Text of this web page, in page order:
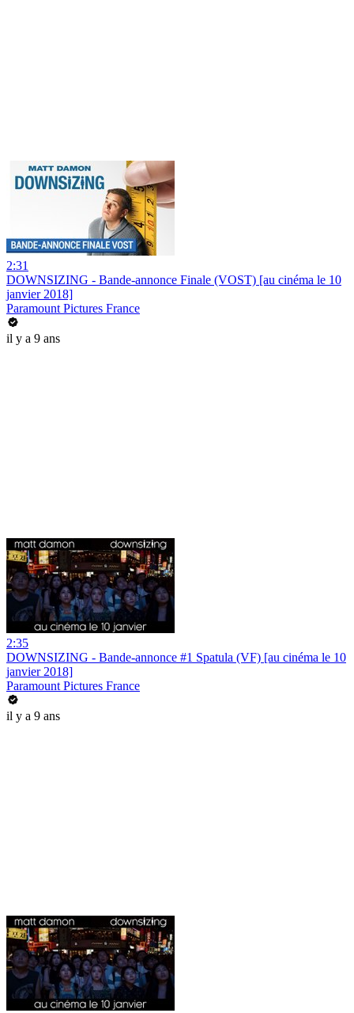
2:31
DOWNSIZING - Bande-annonce Finale (VOST) [au cinéma le 10
janvier 2018]
Paramount Pictures France
il y a 9 ans
2:35
DOWNSIZING - Bande-annonce #1 Spatula (VF) [au cinéma le 10
janvier 2018]
Paramount Pictures France
il y a 9 ans